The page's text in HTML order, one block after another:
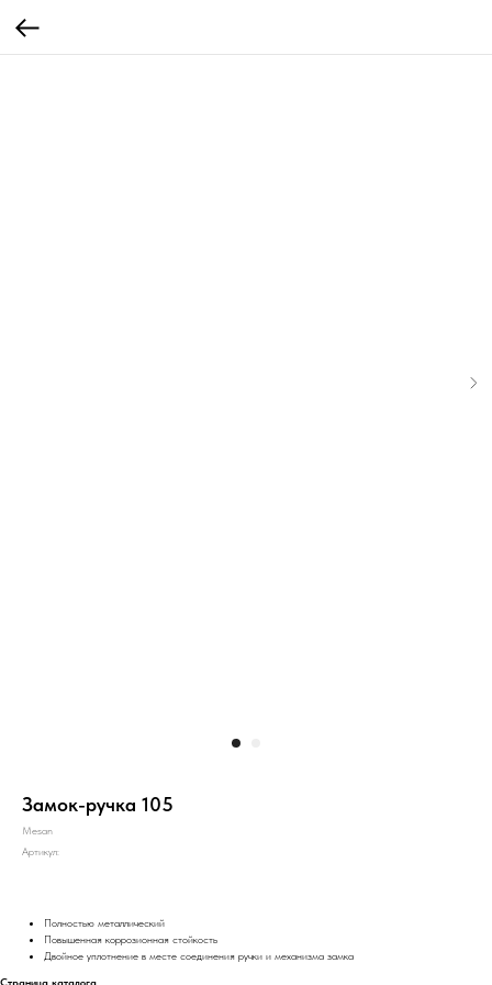
Замок-ручка 105
Mesan
Артикул:
Полностью металлический
Повышенная коррозионная стойкость
Двойное уплотнение в месте соединения ручки и механизма замка
Страница каталога